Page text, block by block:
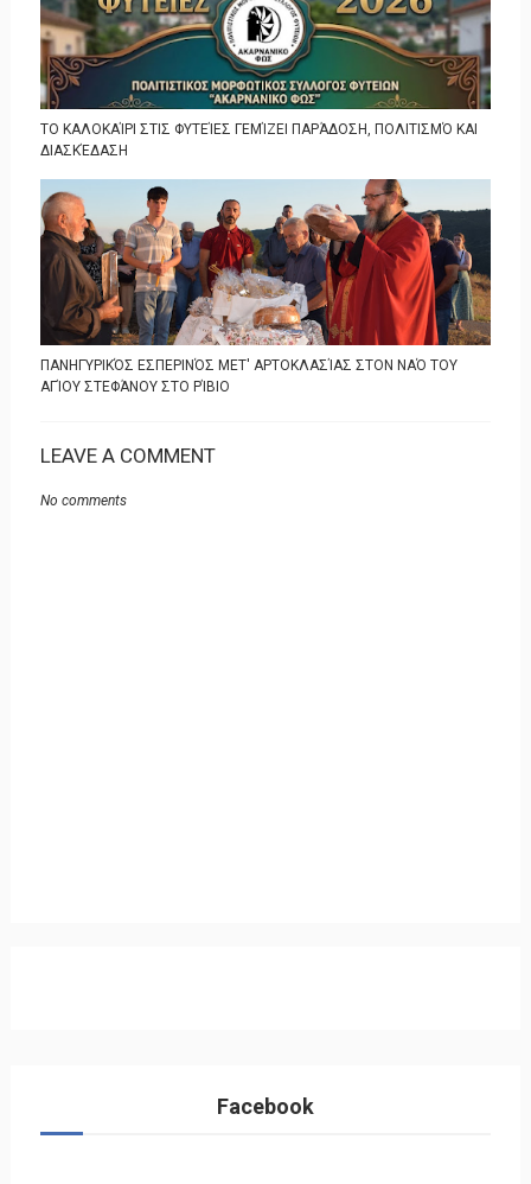
ΤΟ ΚΑΛΟΚΑΊΡΙ ΣΤΙΣ ΦΥΤΕΊΕΣ ΓΕΜΊΖΕΙ ΠΑΡΆΔΟΣΗ, ΠΟΛΙΤΙΣΜΌ ΚΑΙ
ΔΙΑΣΚΈΔΑΣΗ
ΠΑΝΗΓΥΡΙΚΌΣ ΕΣΠΕΡΙΝΌΣ ΜΕΤ' ΑΡΤΟΚΛΑΣΊΑΣ ΣΤΟΝ ΝΑΌ ΤΟΥ
ΑΓΊΟΥ ΣΤΕΦΆΝΟΥ ΣΤΟ ΡΊΒΙΟ
LEAVE A COMMENT
No comments
Facebook